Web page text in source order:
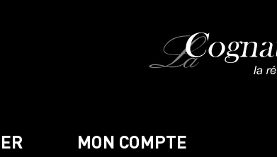
MON COMPTE